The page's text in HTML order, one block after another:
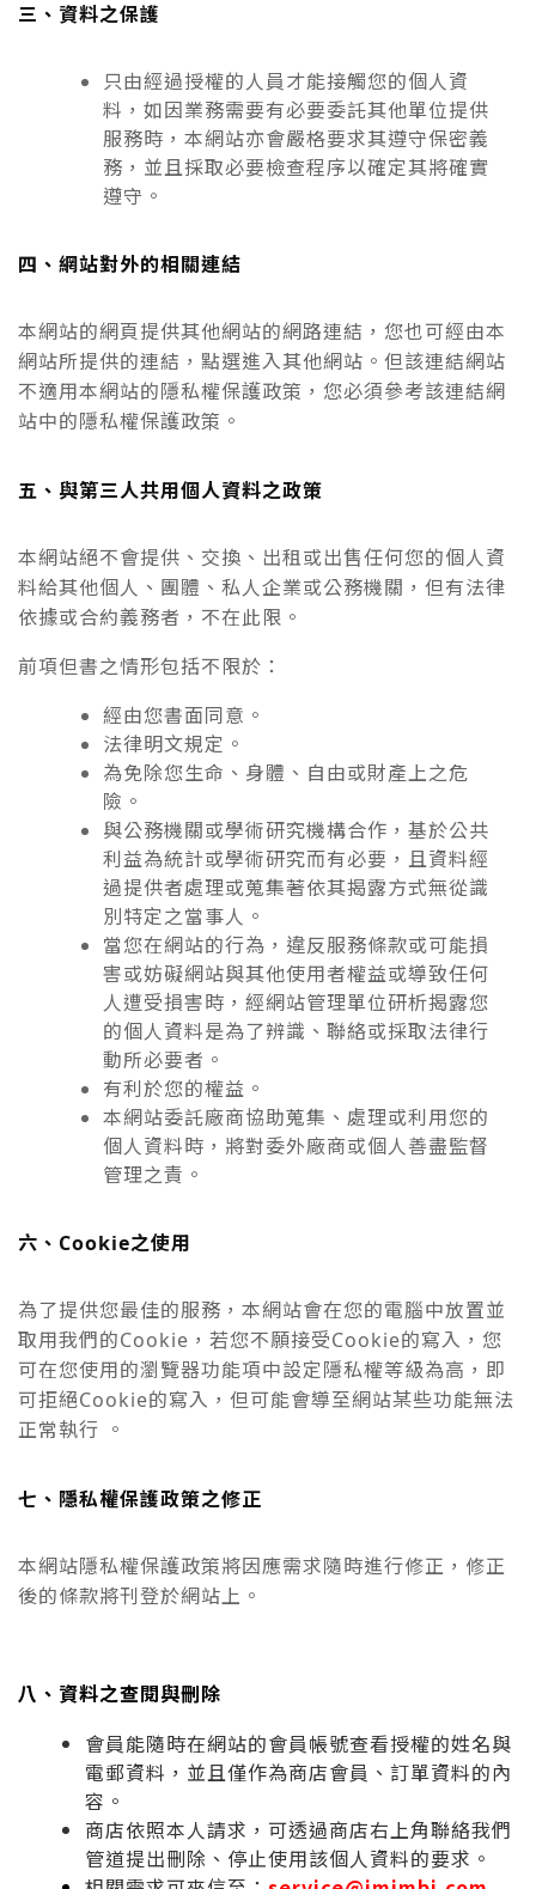
三、資料之保護
只由經過授權的人員才能接觸您的個人資
料，如因業務需要有必要委託其他單位提供
服務時，本網站亦會嚴格要求其遵守保密義
務，並且採取必要檢查程序以確定其將確實
遵守。
四、網站對外的相關連結
本網站的網頁提供其他網站的網路連結，您也可經由本
網站所提供的連結，點選進入其他網站。但該連結網站
不適用本網站的隱私權保護政策，您必須參考該連結網
站中的隱私權保護政策。
五、與第三人共用個人資料之政策
本網站絕不會提供、交換、出租或出售任何您的個人資
料給其他個人、團體、私人企業或公務機關，但有法律
依據或合約義務者，不在此限。
前項但書之情形包括不限於：
經由您書面同意。
法律明文規定。
為免除您生命、身體、自由或財產上之危
險。
與公務機關或學術研究機構合作，基於公共
利益為統計或學術研究而有必要，且資料經
過提供者處理或蒐集著依其揭露方式無從識
別特定之當事人。
當您在網站的行為，違反服務條款或可能損
害或妨礙網站與其他使用者權益或導致任何
人遭受損害時，經網站管理單位研析揭露您
的個人資料是為了辨識、聯絡或採取法律行
動所必要者。
有利於您的權益。
本網站委託廠商協助蒐集、處理或利用您的
個人資料時，將對委外廠商或個人善盡監督
管理之責。
六、Cookie之使用
為了提供您最佳的服務，本網站會在您的電腦中放置並
取用我們的Cookie，若您不願接受Cookie的寫入，您
可在您使用的瀏覽器功能項中設定隱私權等級為高，即
可拒絕Cookie的寫入，但可能會導至網站某些功能無法
正常執行 。
七、隱私權保護政策之修正
本網站隱私權保護政策將因應需求隨時進行修正，修正
後的條款將刊登於網站上。
八、資料之查閱與刪除
會員能隨時在網站的會員帳號查看授權的姓名與
電郵資料，並且僅作為商店會員、訂單資料的內
容。
商店依照本人請求，可透過商店右上角聯絡我們
管道提出刪除、停止使用該個人資料的要求。